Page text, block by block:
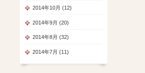
2014年10月 (12)
2014年9月 (20)
2014年8月 (32)
2014年7月 (11)